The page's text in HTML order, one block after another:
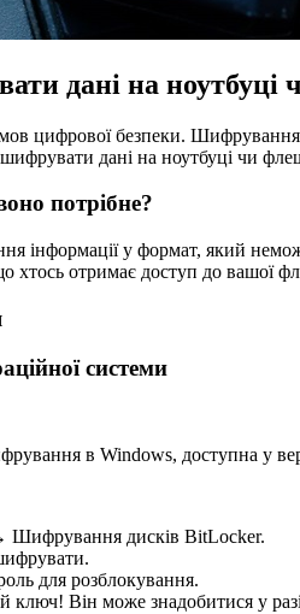
дані на ноутбуці
цифрової безпеки. Шифрування
дані на ноутбуці чи
потрібне?
у формат, який
отримає доступ до вашої
системи
в Windows, доступна у
Шифрування дисків BitLocker.
для розблокування.
ключ! Він може знадобитися у